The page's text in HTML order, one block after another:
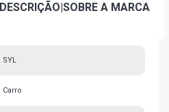
DESCRIÇÃO|SOBRE A MARCA
SYL
Carro